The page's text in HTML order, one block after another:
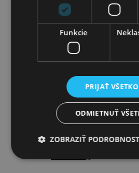
Šport
Figúrky a zvieratká
Detské kufre
Umelecké a kreatívne
Funkcie
PRIJAŤ VŠETKO
ODMIETNUŤ
ZOBRAZIŤ